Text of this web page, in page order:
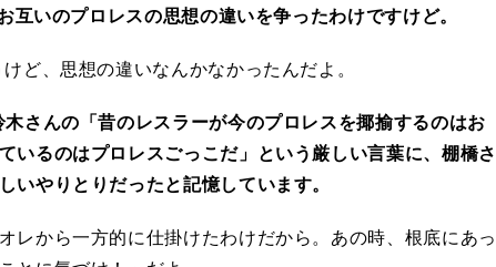
いのプロレスの思想の違いを争ったわけですけど。
、思想の違いなんかなかったんだよ。
さんの「昔のレスラーが今のプロレスを揶揄するのはお
いるのはプロレスごっこだ」という厳しい言葉に、棚橋さ
いやりとりだったと記憶しています。
から一方的に仕掛けたわけだから。あの時、根底にあっ